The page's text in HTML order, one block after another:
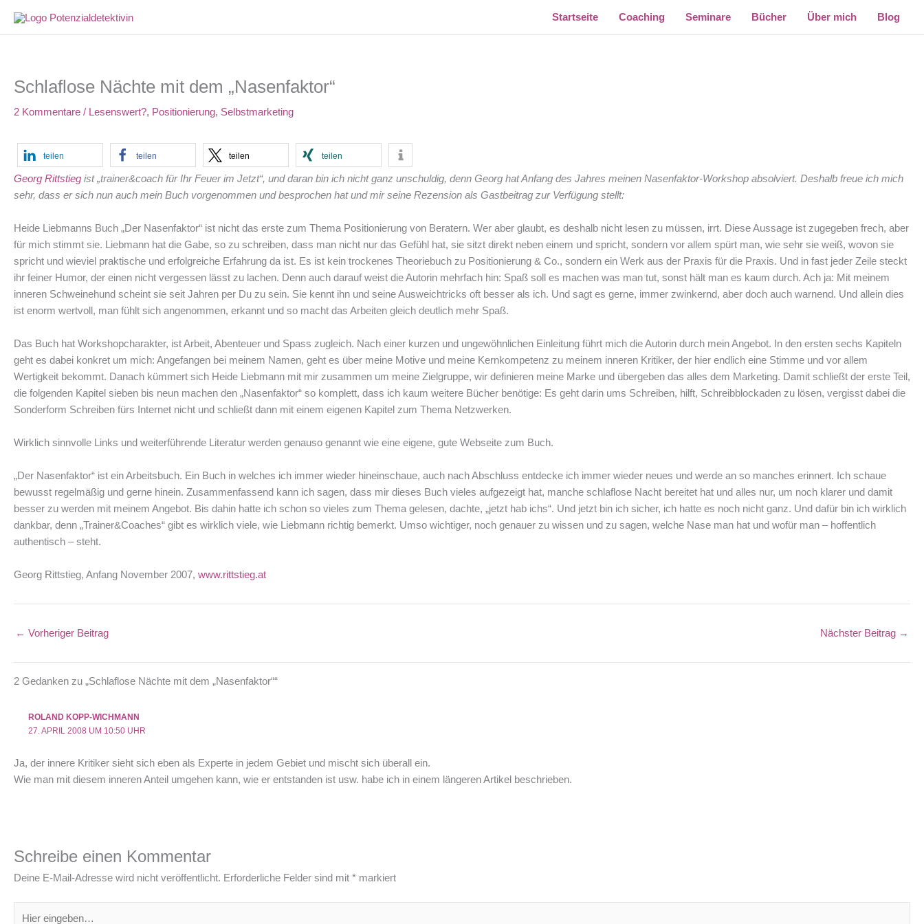
Inhalt
Startseite Coaching Seminare Bücher Über mich Blog
Schlaflose Nächte mit dem „Nasenfaktor“
2 Kommentare / Lesenswert?, Positionierung, Selbstmarketing
teilen teilen teilen teilen
Georg Rittstieg ist „trainer&coach für Ihr Feuer im Jetzt“, und daran bin ich nicht ganz unschuldig, denn Georg hat Anfang des Jahres meinen Nasenfaktor-Workshop absolviert. Deshalb freue ich mich
sehr, dass er sich nun auch mein Buch vorgenommen und besprochen hat und mir seine Rezension als Gastbeitrag zur Verfügung stellt:
Heide Liebmanns Buch „Der Nasenfaktor“ ist nicht das erste zum Thema Positionierung von Beratern. Wer aber glaubt, es deshalb nicht lesen zu müssen, irrt. Diese Aussage ist zugegeben frech, aber
für mich stimmt sie. Liebmann hat die Gabe, so zu schreiben, dass man nicht nur das Gefühl hat, sie sitzt direkt neben einem und spricht, sondern vor allem spürt man, wie sehr sie weiß, wovon sie
spricht und wieviel praktische und erfolgreiche Erfahrung da ist. Es ist kein trockenes Theoriebuch zu Positionierung & Co., sondern ein Werk aus der Praxis für die Praxis. Und in fast jeder Zeile steckt
ihr feiner Humor, der einen nicht vergessen lässt zu lachen. Denn auch darauf weist die Autorin mehrfach hin: Spaß soll es machen was man tut, sonst hält man es kaum durch. Ach ja: Mit meinem
inneren Schweinehund scheint sie seit Jahren per Du zu sein. Sie kennt ihn und seine Ausweichtricks oft besser als ich. Und sagt es gerne, immer zwinkernd, aber doch auch warnend. Und allein dies
ist enorm wertvoll, man fühlt sich angenommen, erkannt und so macht das Arbeiten gleich deutlich mehr Spaß.
Das Buch hat Workshopcharakter, ist Arbeit, Abenteuer und Spass zugleich. Nach einer kurzen und ungewöhnlichen Einleitung führt mich die Autorin durch mein Angebot. In den ersten sechs Kapiteln
geht es dabei konkret um mich: Angefangen bei meinem Namen, geht es über meine Motive und meine Kernkompetenz zu meinem inneren Kritiker, der hier endlich eine Stimme und vor allem
Wertigkeit bekommt. Danach kümmert sich Heide Liebmann mit mir zusammen um meine Zielgruppe, wir definieren meine Marke und übergeben das alles dem Marketing. Damit schließt der erste Teil,
die folgenden Kapitel sieben bis neun machen den „Nasenfaktor“ so komplett, dass ich kaum weitere Bücher benötige: Es geht darin ums Schreiben, hilft, Schreibblockaden zu lösen, vergisst dabei die
Sonderform Schreiben fürs Internet nicht und schließt dann mit einem eigenen Kapitel zum Thema Netzwerken.
Wirklich sinnvolle Links und weiterführende Literatur werden genauso genannt wie eine eigene, gute Webseite zum Buch.
„Der Nasenfaktor“ ist ein Arbeitsbuch. Ein Buch in welches ich immer wieder hineinschaue, auch nach Abschluss entdecke ich immer wieder neues und werde an so manches erinnert. Ich schaue
bewusst regelmäßig und gerne hinein. Zusammenfassend kann ich sagen, dass mir dieses Buch vieles aufgezeigt hat, manche schlaflose Nacht bereitet hat und alles nur, um noch klarer und damit
besser zu werden mit meinem Angebot. Bis dahin hatte ich schon so vieles zum Thema gelesen, dachte, „jetzt hab ichs“. Und jetzt bin ich sicher, ich hatte es noch nicht ganz. Und dafür bin ich wirklich
dankbar, denn „Trainer&Coaches“ gibt es wirklich viele, wie Liebmann richtig bemerkt. Umso wichtiger, noch genauer zu wissen und zu sagen, welche Nase man hat und wofür man – hoffentlich
authentisch – steht.
Georg Rittstieg, Anfang November 2007, www.rittstieg.at
← Vorheriger Beitrag Nächster Beitrag →
2 Gedanken zu „Schlaflose Nächte mit dem „Nasenfaktor““
ROLAND KOPP-WICHMANN
27. APRIL 2008 UM 10:50 UHR
Ja, der innere Kritiker sieht sich eben als Experte in jedem Gebiet und mischt sich überall ein.
Wie man mit diesem inneren Anteil umgehen kann, wie er entstanden ist usw. habe ich in einem längeren Artikel beschrieben.
Schreibe einen Kommentar
Deine E-Mail-Adresse wird nicht veröffentlicht. Erforderliche Felder sind mit * markiert